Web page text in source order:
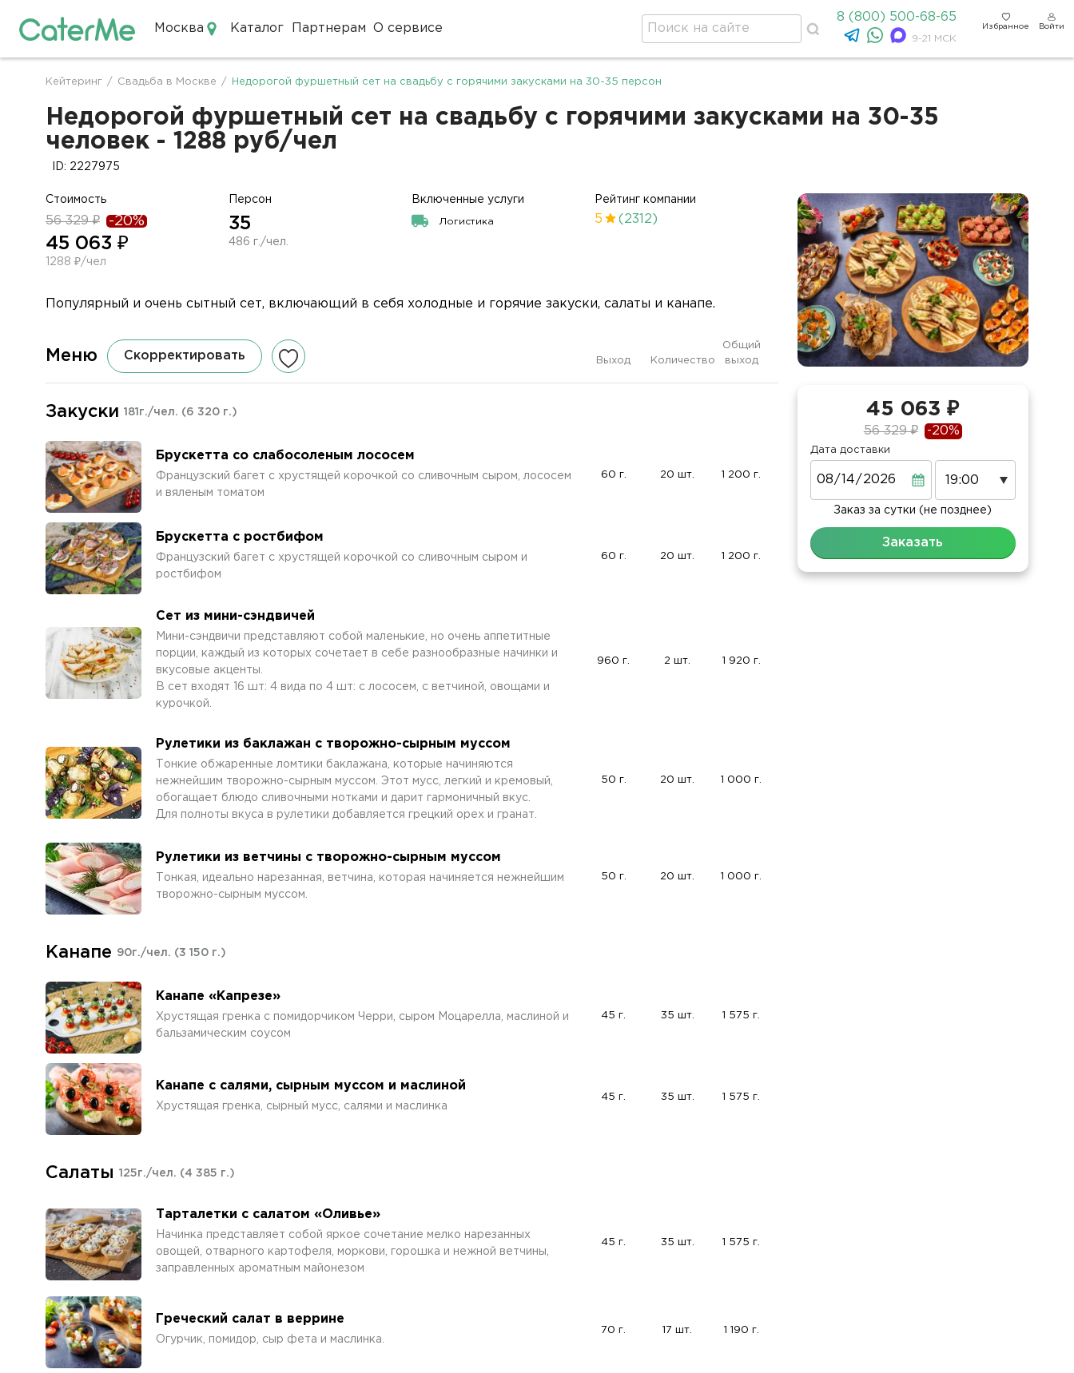
Москва Каталог Партнерам О сервисе
8 (800) 500-68-65
9-21 МСК
Избранное Войти
Строка
навигации
Кейтеринг / Свадьба в Москве / Недорогой фуршетный сет на свадьбу с горячими закусками на 30-35 персон
Недорогой фуршетный сет на свадьбу с горячими закусками на 30-35
человек - 1288 руб/чел
ID: 2227975
Стоимость
56 329 ₽ -20%
45 063 ₽
1288 ₽/чел
Персон
35
486 г./чел.
Включенные услуги
Логистика
Рейтинг компании
5 (2312)
Популярный и очень сытный сет, включающий в себя холодные и горячие закуски, салаты и канапе.
Меню Скорректировать Выход Количество
Общий
выход
Закуски 181г./чел. (6 320 г.)
Брускетта со слабосоленым лососем
Французский багет с хрустящей корочкой со сливочным сыром, лососем
и вяленым томатом
60 г. 20 шт. 1 200 г.
Брускетта с ростбифом
Французский багет с хрустящей корочкой со сливочным сыром и
ростбифом
60 г. 20 шт. 1 200 г.
Сет из мини-сэндвичей
Мини-сэндвичи представляют собой маленькие, но очень аппетитные
порции, каждый из которых сочетает в себе разнообразные начинки и
вкусовые акценты.
В сет входят 16 шт: 4 вида по 4 шт: с лососем, с ветчиной, овощами и
курочкой.
960 г. 2 шт. 1 920 г.
Рулетики из баклажан с творожно-сырным муссом
Тонкие обжаренные ломтики баклажана, которые начиняются
нежнейшим творожно-сырным муссом. Этот мусс, легкий и кремовый,
обогащает блюдо сливочными нотками и дарит гармоничный вкус.
Для полноты вкуса в рулетики добавляется грецкий орех и гранат.
50 г. 20 шт. 1 000 г.
Рулетики из ветчины с творожно-сырным муссом
Тонкая, идеально нарезанная, ветчина, которая начиняется нежнейшим
творожно-сырным муссом.
50 г. 20 шт. 1 000 г.
Канапе 90г./чел. (3 150 г.)
Канапе «Капрезе»
Хрустящая гренка с помидорчиком Черри, сыром Моцарелла, маслиной и
бальзамическим соусом
45 г. 35 шт. 1 575 г.
Канапе с салями, сырным муссом и маслиной
Хрустящая гренка, сырный мусс, салями и маслинка
45 г. 35 шт. 1 575 г.
Салаты 125г./чел. (4 385 г.)
Тарталетки с салатом «Оливье»
Начинка представляет собой яркое сочетание мелко нарезанных
овощей, отварного картофеля, моркови, горошка и нежной ветчины,
заправленных ароматным майонезом
45 г. 35 шт. 1 575 г.
Греческий салат в веррине
Огурчик, помидор, сыр фета и маслинка.
70 г. 17 шт. 1 190 г.
45 063 ₽
56 329 ₽ -20%
Дата доставки
Заказ за сутки (не позднее)
Заказать